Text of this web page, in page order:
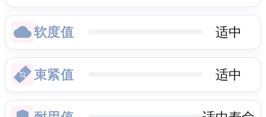
软度值 适中
束紧值 适中